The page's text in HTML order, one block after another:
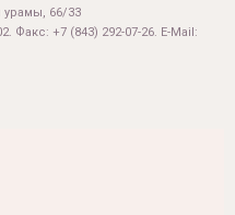
урамы, 66/33
Факс: +7 (843) 292-07-26. E-Mail: